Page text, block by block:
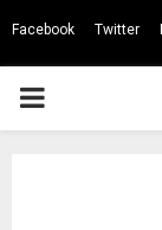
Facebook Twitter
PRIMARY